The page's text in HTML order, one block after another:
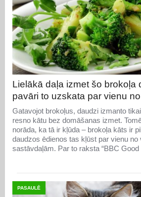
Lielākā daļa izmet šo brokoļa
pavāri to uzskata par vienu
Gatavojot brokoļus, daudzi izmanto
resno kātu bez domāšanas izmet.
norāda, ka tā ir kļūda – brokoļa kāts ir
daudzos ēdienos tas kļūst par vienu no
sastāvdaļām. Par to raksta “BBC Good
PASAULĒ